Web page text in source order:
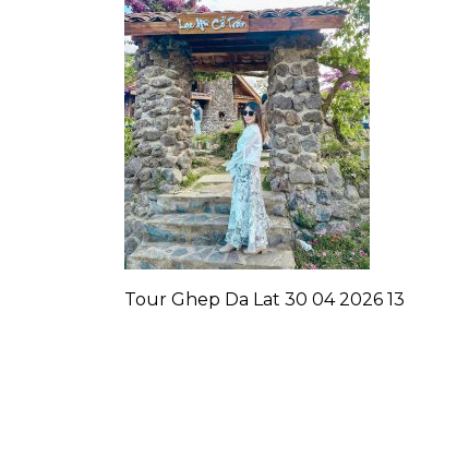
Tour Ghep Da Lat 30 04 2026 13